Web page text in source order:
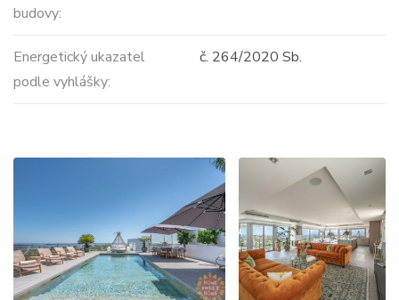
budovy:
Energetický ukazatel
podle vyhlášky:
č. 264/2020 Sb.